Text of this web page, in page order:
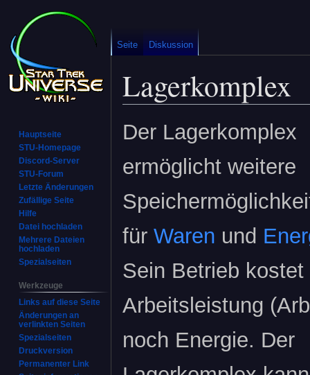
Lagerkomplex
Zur
Navigation
Zur
Suche
Der Lagerkomplex
ermöglicht weitere
für Waren und
Sein Betrieb kostet
Arbeitsleistung
noch Energie. Der
Seite Diskussion
Hauptseite
STU-Homepage
Discord-Server
STU-Forum
Letzte Änderungen
Zufällige Seite
Hilfe
Datei hochladen
Mehrere Dateien
hochladen
Spezialseiten
Werkzeuge
Links auf diese Seite
Änderungen an
verlinkten Seiten
Spezialseiten
Druckversion
Permanenter Link